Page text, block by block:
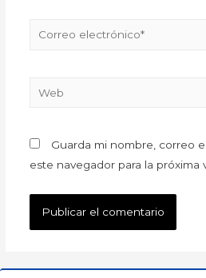
Guarda mi nombre, correo
este navegador para la próxima